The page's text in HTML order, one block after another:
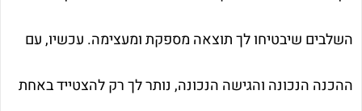
השלבים שיבטיחו לך תוצאה מספקת ומעצימה. עכשיו, עם
ההכנה הנכונה והגישה הנכונה, נותר לך רק להצטייד באחת